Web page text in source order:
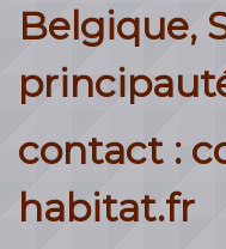
Belgique,
contact :
habitat.fr